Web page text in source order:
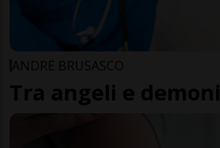
ANDRÈ BRUSASCO
Tra angeli e demoni